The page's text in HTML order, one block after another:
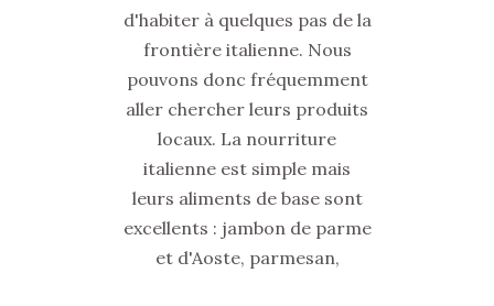
d'habiter à quelques pas de la
frontière italienne. Nous
pouvons donc fréquemment
aller chercher leurs produits
locaux. La nourriture
italienne est simple mais
leurs aliments de base sont
excellents : jambon de parme
et d'Aoste, parmesan,